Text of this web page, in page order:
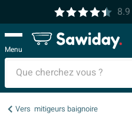
8.9
Menu
Vers mitigeurs baignoire